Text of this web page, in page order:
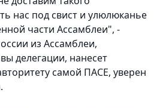
нас под свист и улюлюканье
части Ассамблеи", -
из Ассамблеи,
делегации, нанесет
самой ПАСЕ, уверен